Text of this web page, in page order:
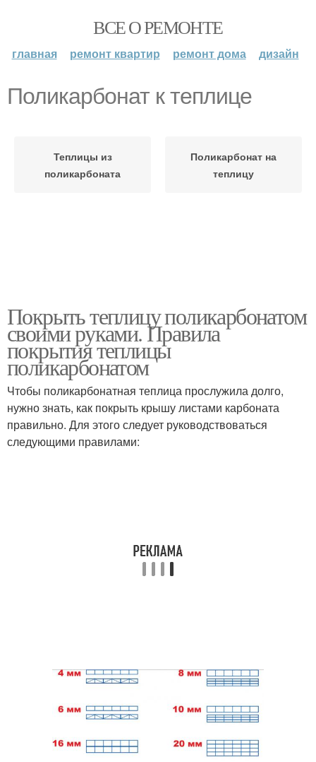
ВСЕ О РЕМОНТЕ
главная ремонт квартир ремонт дома дизайн
Поликарбонат к теплице
Теплицы из
поликарбоната
Поликарбонат на
теплицу
Покрыть теплицу поликарбонатом
своими руками. Правила
покрытия теплицы
поликарбонатом
Чтобы поликарбонатная теплица прослужила долго,
нужно знать, как покрыть крышу листами карбоната
правильно. Для этого следует руководствоваться
следующими правилами: